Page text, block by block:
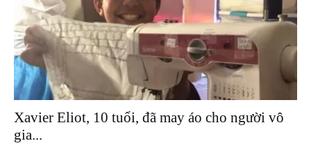
Xavier Eliot, 10 tuổi, đã may áo cho người vô
gia...